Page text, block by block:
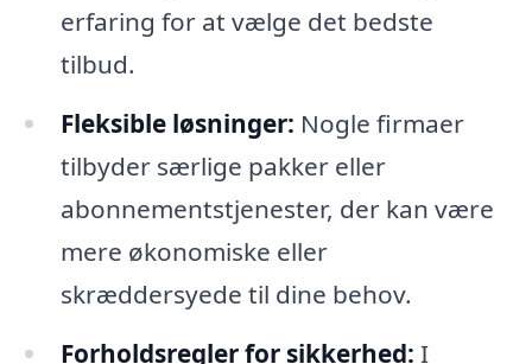
erfaring for at vælge det bedste
tilbud.
Fleksible løsninger: Nogle firmaer
tilbyder særlige pakker eller
abonnementstjenester, der kan være
mere økonomiske eller
skræddersyede til dine behov.
Forholdsregler for sikkerhed: I